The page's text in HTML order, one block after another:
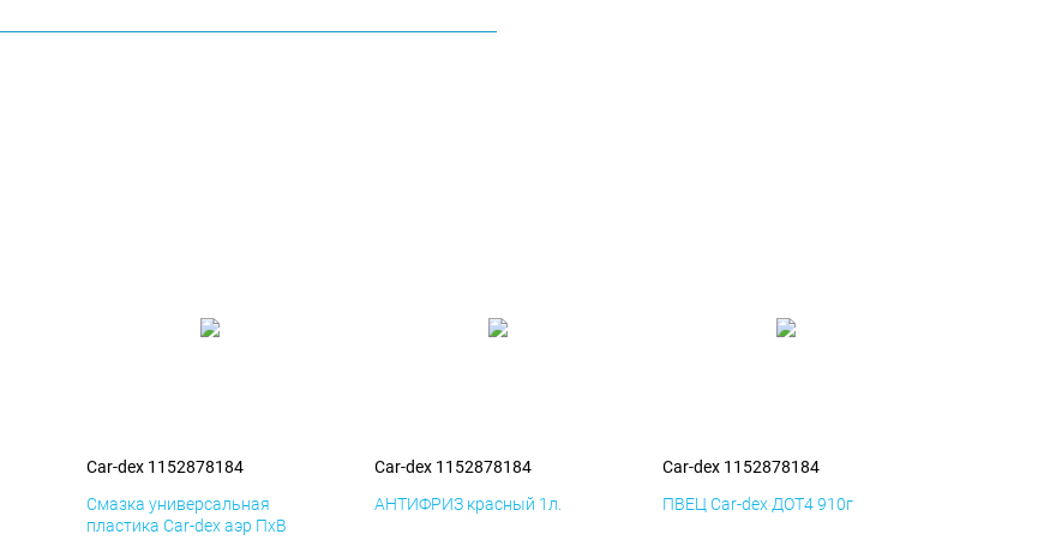
Car-dex 1152878184
Смазка универсальная
пластика Car-dex аэр ПхВ
Car-dex 1152878184
АНТИФРИЗ красный 1л.
Car-dex 1152878184
ПВЕЦ Car-dex ДОТ4 910г